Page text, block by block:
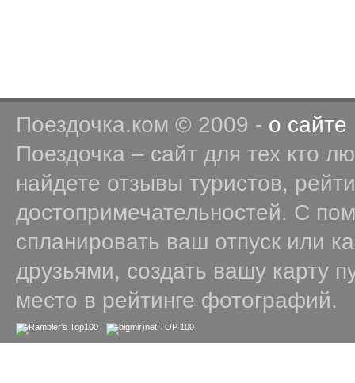
Поездочка.ком © 2009 - о сайте
Поездочка – сайт для тех кто
найдете отзывы туристов,
достопримечательностей. С
спланировать ваш отпуск или
друзьями, создать вашу карту
место в рейтинге фотографий.